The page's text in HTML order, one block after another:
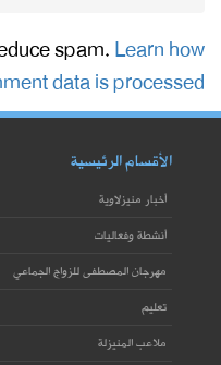
spam.Learn how
data is processed.
الأقسام الرئيسية
أخبار منيزلاوية
أنشطة وفعاليات
مهرجان المصطفى للزواج الجماعي
تعليم
ملاعب المنيزلة